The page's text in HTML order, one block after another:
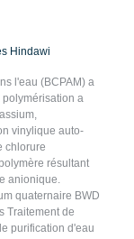
Hindawi
l'eau (BCPAM) a
a
vinylique auto-
chlorure
résultant
anionique.
quaternaire BWD
Traitement de
purification d'eau